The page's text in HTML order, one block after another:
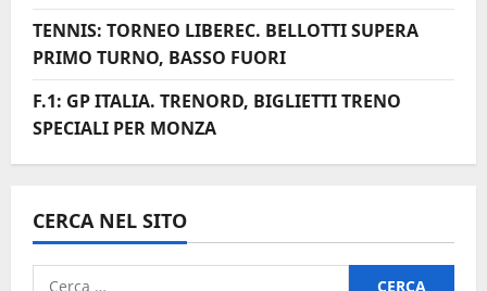
TENNIS: TORNEO LIBEREC. BELLOTTI SUPERA
PRIMO TURNO, BASSO FUORI
F.1: GP ITALIA. TRENORD, BIGLIETTI TRENO
SPECIALI PER MONZA
CERCA NEL SITO
Ricerca